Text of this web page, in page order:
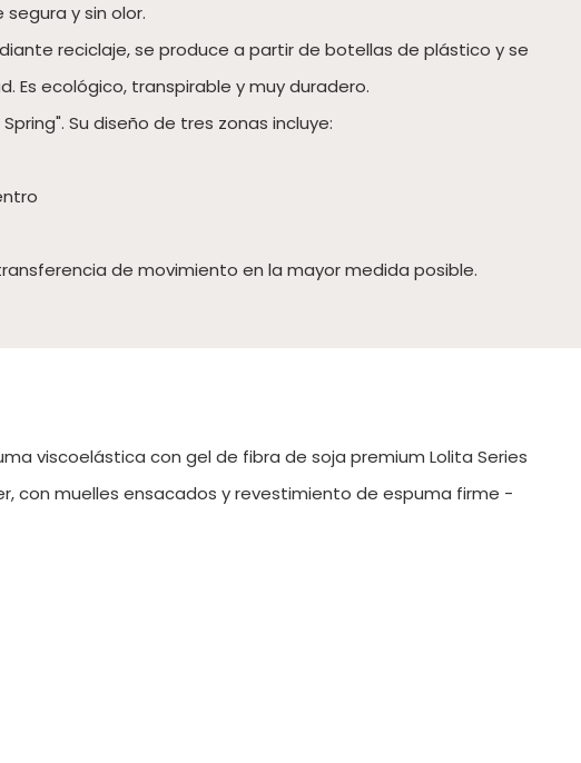
y sin olor.
reciclaje, se produce a partir de botellas de plástico y se
ecológico, transpirable y muy duradero.
Su diseño de tres zonas incluye:
de movimiento en la mayor medida posible.